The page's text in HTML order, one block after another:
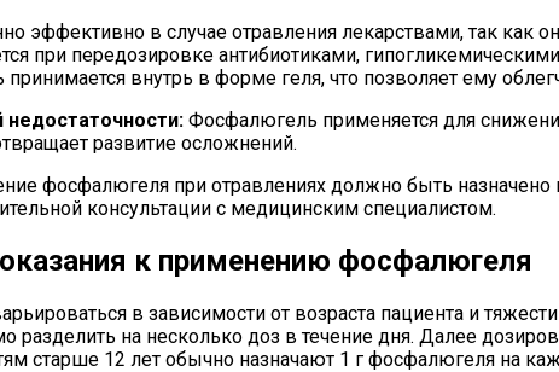
эффективно в случае отравления лекарствами, так как
при передозировке антибиотиками,
внутрь в форме геля, что позволяет ему
Фосфалюгель применяется для
развитие осложнений.
фосфалюгеля при отравлениях должно быть
консультации с медицинским специалистом.
к применению фосфалюгеля
в зависимости от возраста пациента и
на несколько доз в течение дня. Далее
старше 12 лет обычно назначают 1 г фосфалюгеля на